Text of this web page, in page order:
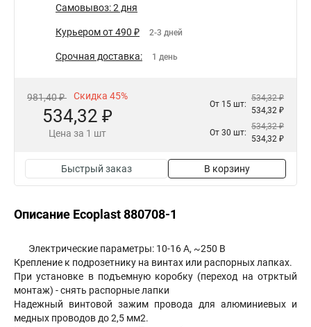
Самовывоз: 2 дня
Курьером от 490 ₽ 2-3 дней
Срочная доставка: 1 день
981,40 ₽ Скидка 45%
534,32 ₽
Цена за 1 шт
От 15 шт:
534,32 ₽
534,32 ₽
От 30 шт:
534,32 ₽
534,32 ₽
Быстрый заказ В корзину
Описание Ecoplast 880708-1
Электрические параметры: 10-16 А, ~250 В
Крепление к подрозетнику на винтах или распорных лапках.
При установке в подъемную коробку (переход на отрктый
монтаж) - снять распорные лапки
Надежный винтовой зажим провода для алюминиевых и
медных проводов до 2,5 мм2.